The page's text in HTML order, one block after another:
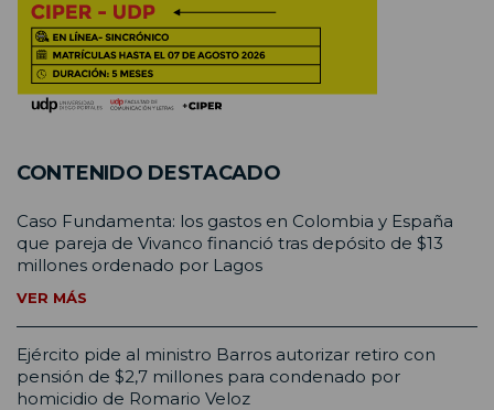
CONTENIDO DESTACADO
Caso Fundamenta: los gastos en Colombia y España
que pareja de Vivanco financió tras depósito de $13
millones ordenado por Lagos
VER MÁS
Ejército pide al ministro Barros autorizar retiro con
pensión de $2,7 millones para condenado por
homicidio de Romario Veloz